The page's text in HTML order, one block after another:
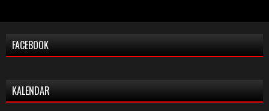
FACEBOOK
KALENDAR